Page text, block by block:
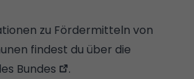
zu Fördermitteln von
findest du über die
Bundes
.